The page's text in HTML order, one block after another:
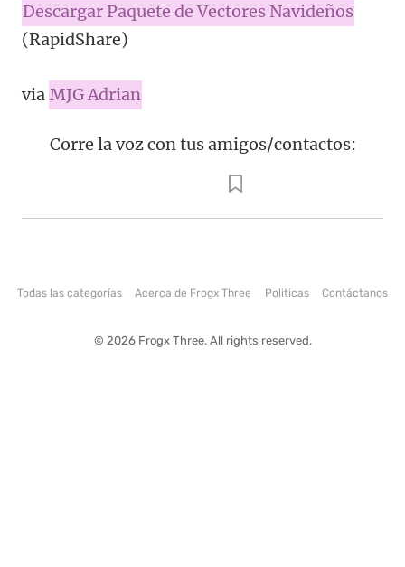
Descargar Paquete de Vectores Navideños
(RapidShare)
via MJG Adrian
Corre la voz con tus amigos/contactos:
Todas las categorías Acerca de Frogx Three Politicas Contáctanos
© 2026 Frogx Three. All rights reserved.